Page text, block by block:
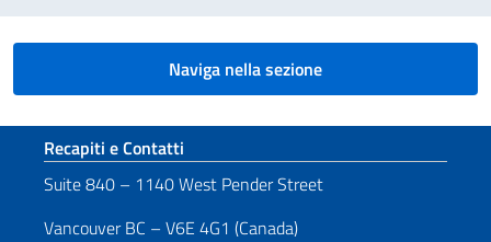
Naviga nella sezione
Sezione footer
Recapiti e Contatti
Suite 840 – 1140 West Pender Street
Vancouver BC – V6E 4G1 (Canada)